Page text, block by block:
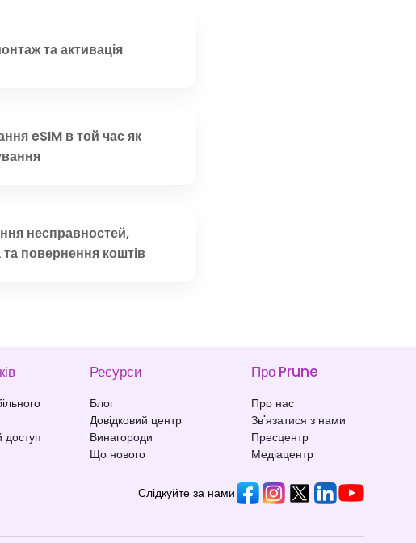
та активація
eSIM в той час як
несправностей,
та повернення коштів
Ресурси
Блог
Довідковий центр
Винагороди
Що нового
Про Prune
Про нас
Зв'язатися з нами
Пресцентр
Медіацентр
Слідкуйте за нами